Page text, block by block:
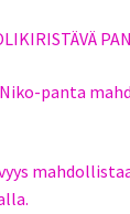
panta